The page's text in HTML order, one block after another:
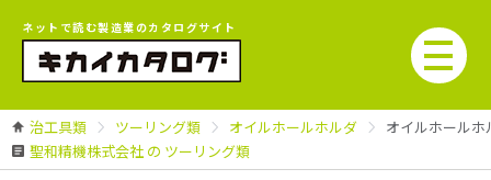
ネットで読む製造業のカタログサイト
治工具類 ツーリング類 オイルホールホルダ
オイルホール
聖和精機株式会社 の ツーリング類